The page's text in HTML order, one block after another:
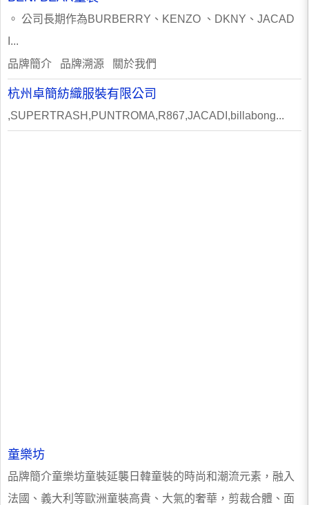
。 公司長期作為BURBERRY、KENZO 、DKNY、JACAD
I...
品牌簡介 品牌溯源 關於我們
杭州卓簡紡織服裝有限公司
,SUPERTRASH,PUNTROMA,R867,JACADI,billabong...
童樂坊
品牌簡介童樂坊童裝延襲日韓童裝的時尚和潮流元素，融入
法國、義大利等歐洲童裝高貴、大氣的奢華，剪裁合體、面